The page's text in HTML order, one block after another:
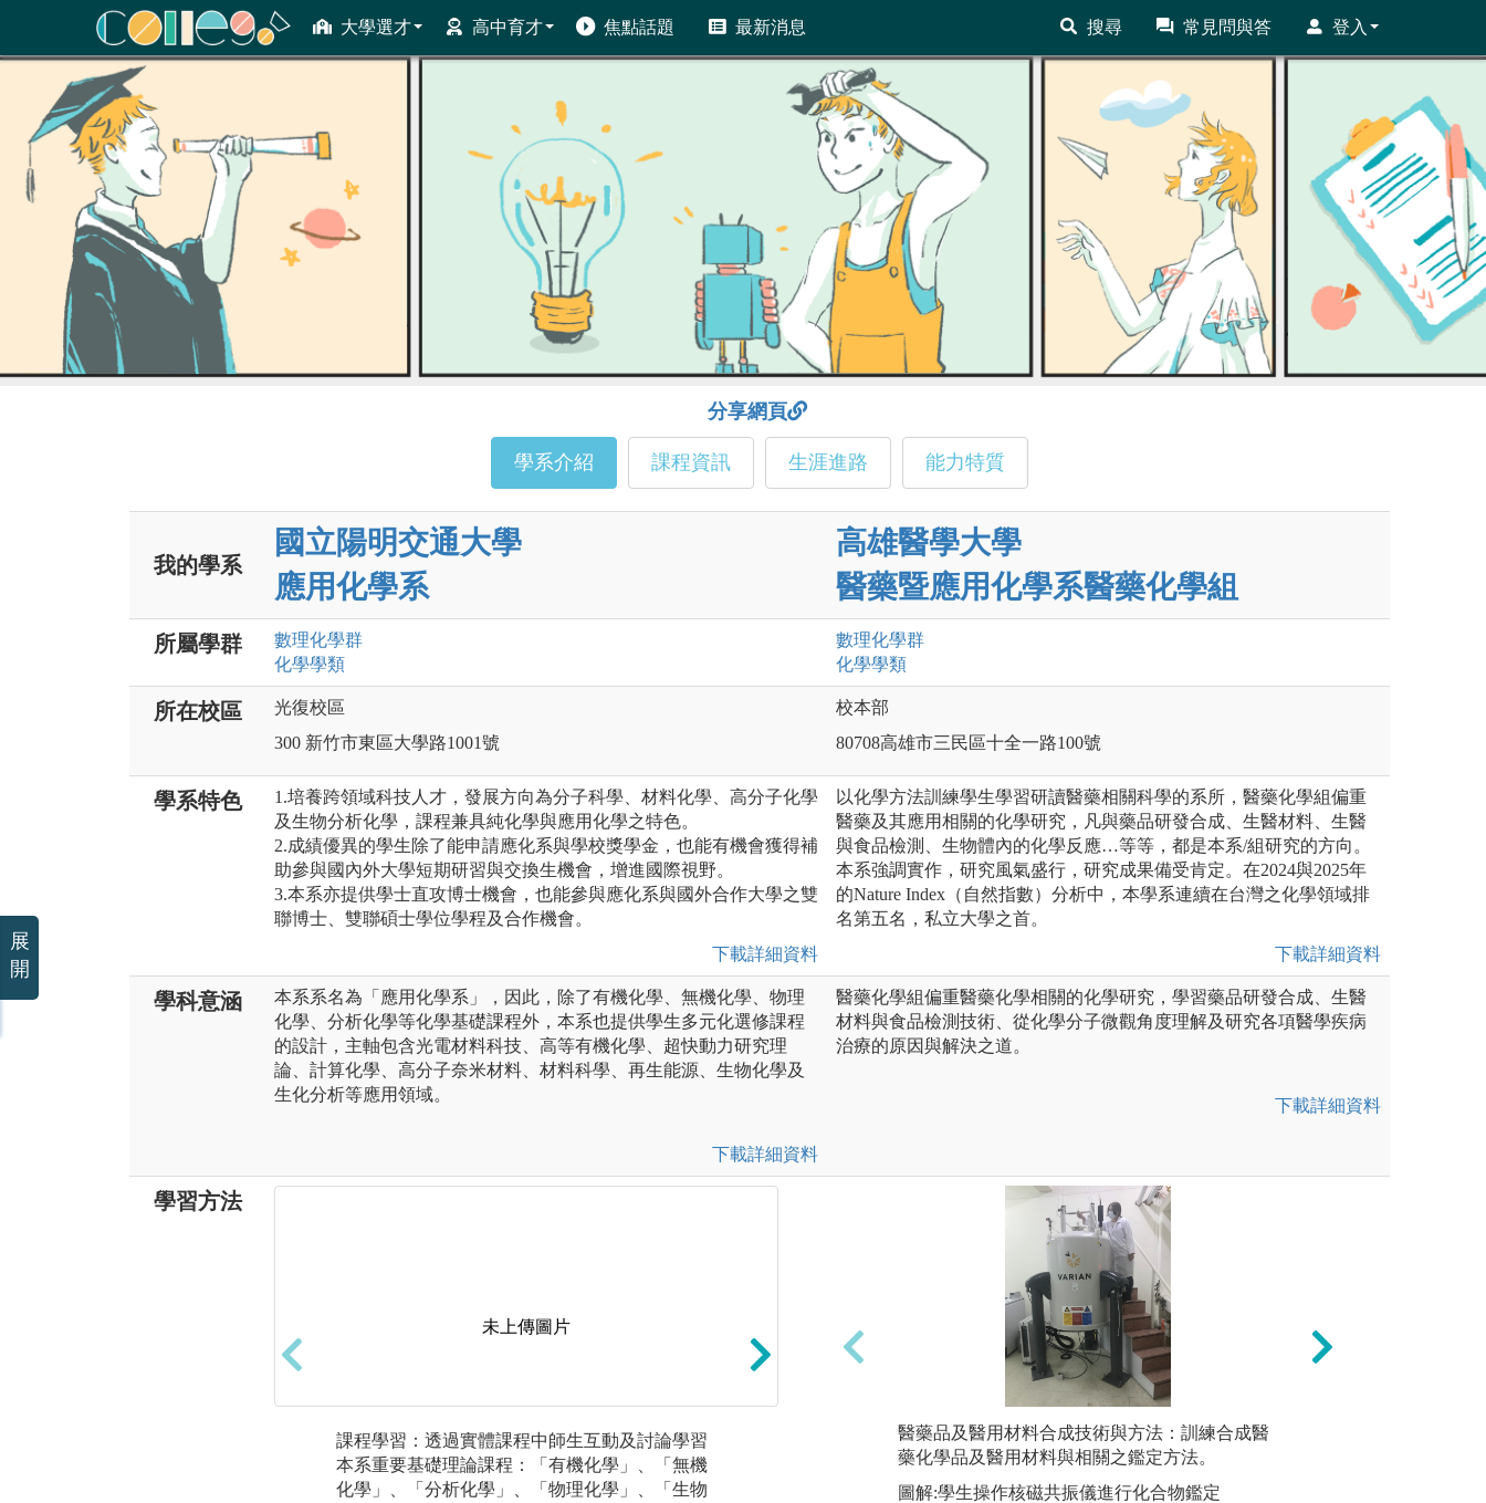
大學選才 高中育才 焦點話題 最新消息 搜尋 常見問與答 登入
ColleGo! 大學選才與高中育才輔助系統
分享網頁
學系介紹 課程資訊 生涯進路 能力特質
我的學系
國立陽明交通大學
應用化學系
高雄醫學大學
醫藥暨應用化學系醫藥化學組
所屬學群 數理化學群
化學學類
數理化學群
化學學類
所在校區
光復校區
300 新竹市東區大學路1001號
校本部
80708高雄市三民區十全一路100號
學系特色
1.培養跨領域科技人才，發展方向為分子科學、材料化學、高分子化學
及生物分析化學，課程兼具純化學與應用化學之特色。
2.成績優異的學生除了能申請應化系與學校獎學金，也能有機會獲得補
助參與國內外大學短期研習與交換生機會，增進國際視野。
3.本系亦提供學士直攻博士機會，也能參與應化系與國外合作大學之雙
聯博士、雙聯碩士學位學程及合作機會。
下載詳細資料
以化學方法訓練學生學習研讀醫藥相關科學的系所，醫藥化學組偏重
醫藥及其應用相關的化學研究，凡與藥品研發合成、生醫材料、生醫
與食品檢測、生物體內的化學反應…等等，都是本系/組研究的方向。
本系強調實作，研究風氣盛行，研究成果備受肯定。在2024與2025年
的Nature Index（自然指數）分析中，本學系連續在台灣之化學領域排
名第五名，私立大學之首。
下載詳細資料
學科意涵
本系系名為「應用化學系」，因此，除了有機化學、無機化學、物理
化學、分析化學等化學基礎課程外，本系也提供學生多元化選修課程
的設計，主軸包含光電材料科技、高等有機化學、超快動力研究理
論、計算化學、高分子奈米材料、材料科學、再生能源、生物化學及
生化分析等應用領域。
下載詳細資料
醫藥化學組偏重醫藥化學相關的化學研究，學習藥品研發合成、生醫
材料與食品檢測技術、從化學分子微觀角度理解及研究各項醫學疾病
治療的原因與解決之道。
下載詳細資料
學習方法
未上傳圖片
課程學習：透過實體課程中師生互動及討論學習
本系重要基礎理論課程：「有機化學」、「無機
化學」、「分析化學」、「物理化學」、「生物
未上傳圖片
本系鼓勵學生以不增加(或僅少量增加)畢業學分
的前提下，依自身的學習、研究興趣，搭配第二
專長學系之核心課程模組化設計，透過選修跨領
醫藥品及醫用材料合成技術與方法：訓練合成醫
藥化學品及醫用材料與相關之鑑定方法。
圖解:學生操作核磁共振儀進行化合物鑑定
展
開